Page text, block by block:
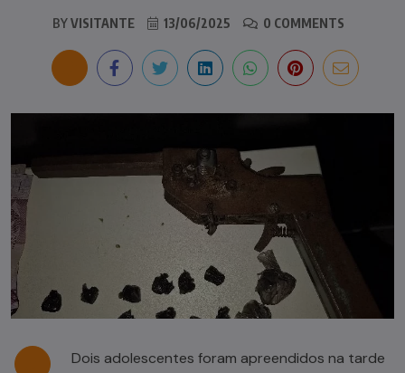
BYVISITANTE 13/06/2025 0 COMMENTS
Dois adolescentes foram apreendidos na tarde